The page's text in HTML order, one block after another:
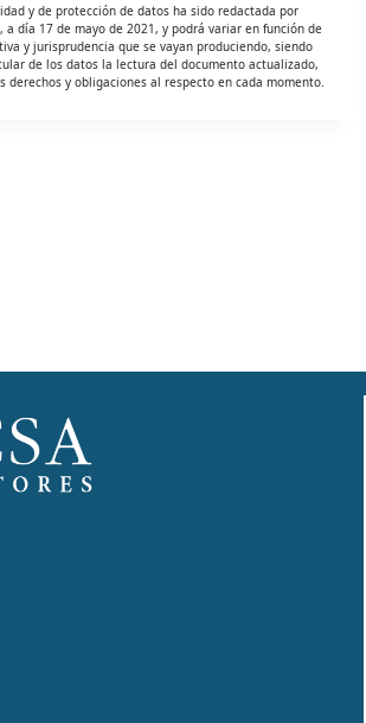
y de protección de datos ha sido redactada por
a día 17 de mayo de 2021, y podrá variar en función de
y jurisprudencia que se vayan produciendo, siendo
de los datos la lectura del documento actualizado,
derechos y obligaciones al respecto en cada momento.